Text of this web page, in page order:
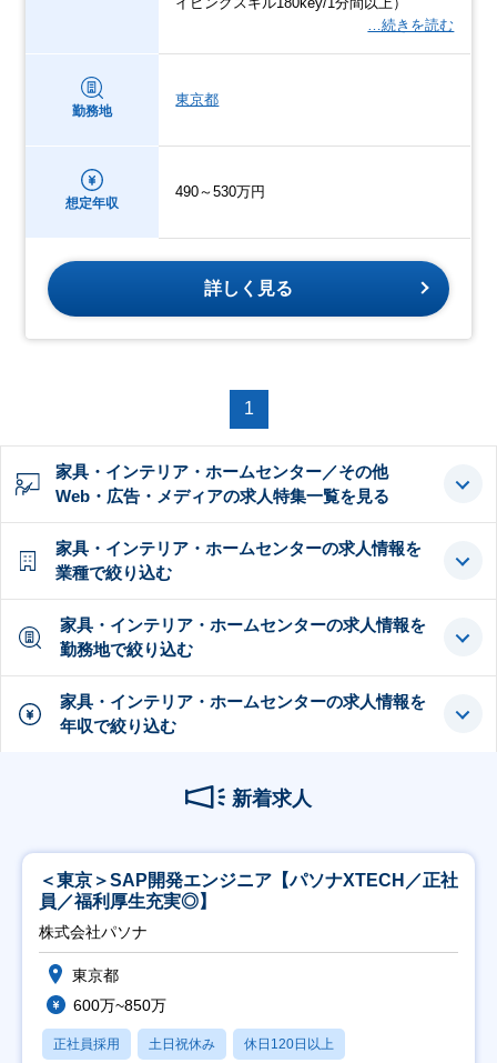
…続きを読む
勤務地
東京都
想定年収
490～530万円
詳しく見る
1
家具・インテリア・ホームセンター／その他
Web・広告・メディアの求人特集一覧を見る
家具・インテリア・ホームセンターの求人情報を
業種で絞り込む
家具・インテリア・ホームセンターの求人情報を
勤務地で絞り込む
家具・インテリア・ホームセンターの求人情報を
年収で絞り込む
新着求人
＜東京＞SAP開発エンジニア【パソナXTECH／正社
員／福利厚生充実◎】
株式会社パソナ
東京都
600万~850万
正社員採用 土日祝休み 休日120日以上